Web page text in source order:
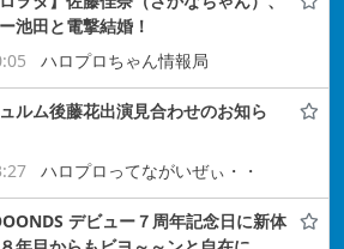
池田と電撃結婚！
ハロプロちゃん情報局
ュルム後藤花出演見合わせのお知ら
ハロプロってながいぜぃ・・
デビュー７周年記念日に新体